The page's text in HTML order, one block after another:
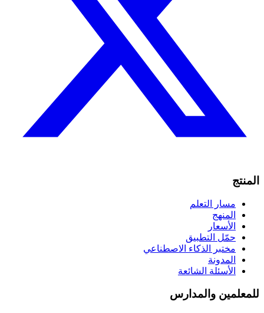
المنتج
مسار التعلم
المنهج
الأسعار
حمّل التطبيق
مختبر الذكاء الاصطناعي
المدونة
الأسئلة الشائعة
للمعلمين والمدارس